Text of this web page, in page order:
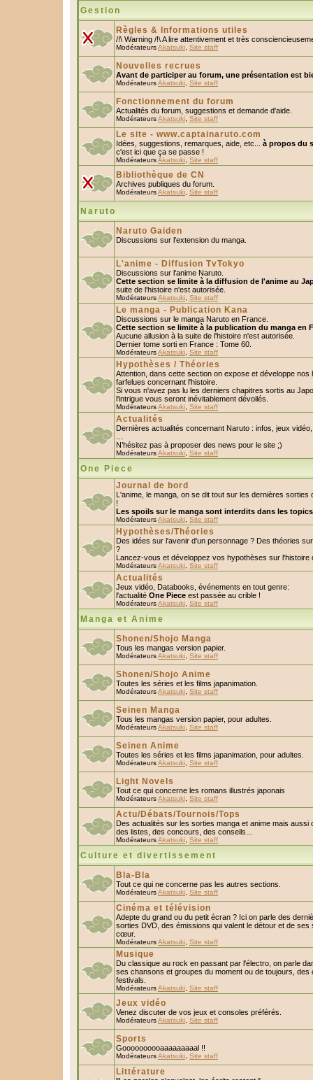
Gestion
Règles & Informations utiles
/!\ Warning /!\ A lire attentivement et très
ModérateursAkatsuki Site staff
Nouvelles recrues
Avant de participer au forum, une présentation est
ModérateursAkatsuki Site staff
Fonctionnement du forum
Actualités du forum, suggestions et demande d'aide.
ModérateursAkatsuki Site staff
Le site - www.captainaruto.com
Idées, suggestions, remarques, aide, etc... à propos du
c'est ici que ça se passe !
ModérateursAkatsuki Site staff
Bibliothèque de CN
Archives publiques du forum.
ModérateursAkatsuki Site staff
Naruto
Naruto Gaiden
Discussions sur l'extension du manga.
L'anime - Diffusion TvTokyo
Discussions sur l'anime Naruto.
Cette section se limite à la diffusion de l'anime au
suite de l'histoire n'est autorisée.
ModérateursAkatsuki Site staff
Le manga - Publication Kana
Discussions sur le manga Naruto en France.
Cette section se limite à la publication du manga en
Aucune allusion à la suite de l'histoire n'est autorisée.
Dernier tome sorti en France : Tome 60.
ModérateursAkatsuki Site staff
Hypothèses / Théories
Attention, dans cette section on expose et développe nos
farfelues concernant l'histoire.
Si vous n'avez pas lu les derniers chapitres sortis au
l'intrigue vous seront inévitablement dévoilés.
ModérateursAkatsuki Site staff
Actualités
Dernières actualités concernant Naruto : infos, jeux
N’hésitez pas à proposer des news pour le site ;)
ModérateursAkatsuki Site staff
One Piece
Journal de bord
L'anime, le manga, on se dit tout sur les dernières sorties
!
Les spoils sur le manga sont interdits dans les
ModérateursAkatsuki Site staff
Hypothèses/Théories
Des idées sur l'avenir d'un personnage ? Des théories
?
Lancez-vous et développez vos hypothèses sur l'histoire
ModérateursAkatsuki Site staff
Actualités
Jeux vidéo, Databooks, événements en tout genre:
l'actualité One Piece est passée au crible !
ModérateursAkatsuki Site staff
Manga et Anime
Shonen/Shojo Manga
Tous les mangas version papier.
ModérateursAkatsuki Site staff
Shonen/Shojo Anime
Toutes les séries et les films japanimation.
ModérateursAkatsuki Site staff
Seinen Manga
Tous les mangas version papier, pour adultes.
ModérateursAkatsuki Site staff
Seinen Anime
Toutes les séries et les films japanimation, pour adultes.
ModérateursAkatsuki Site staff
Light Novels
Tout ce qui concerne les romans illustrés japonais
ModérateursAkatsuki Site staff
Actu/Débats/Tournois/Tops
Des actualités sur les sorties manga et anime mais aussi
des listes, des concours, des conseils...
ModérateursAkatsuki Site staff
Culture et divertissement
Bla-Bla
Tout ce qui ne concerne pas les autres sections.
ModérateursAkatsuki Site staff
Cinéma et télévision
Adepte du grand ou du petit écran ? Ici on parle des
sorties DVD, des émissions qui valent le détour et de ses
cœur.
ModérateursAkatsuki Site staff
Musique
Du classique au rock en passant par l'électro, on parle
ses chansons et groupes du moment ou de toujours, des
festivals.
ModérateursAkatsuki Site staff
Jeux vidéo
Venez discuter de vos jeux et consoles préférés.
ModérateursAkatsuki Site staff
Sports
Goooooooooaaaaaaaaal !!
ModérateursAkatsuki Site staff
Littérature